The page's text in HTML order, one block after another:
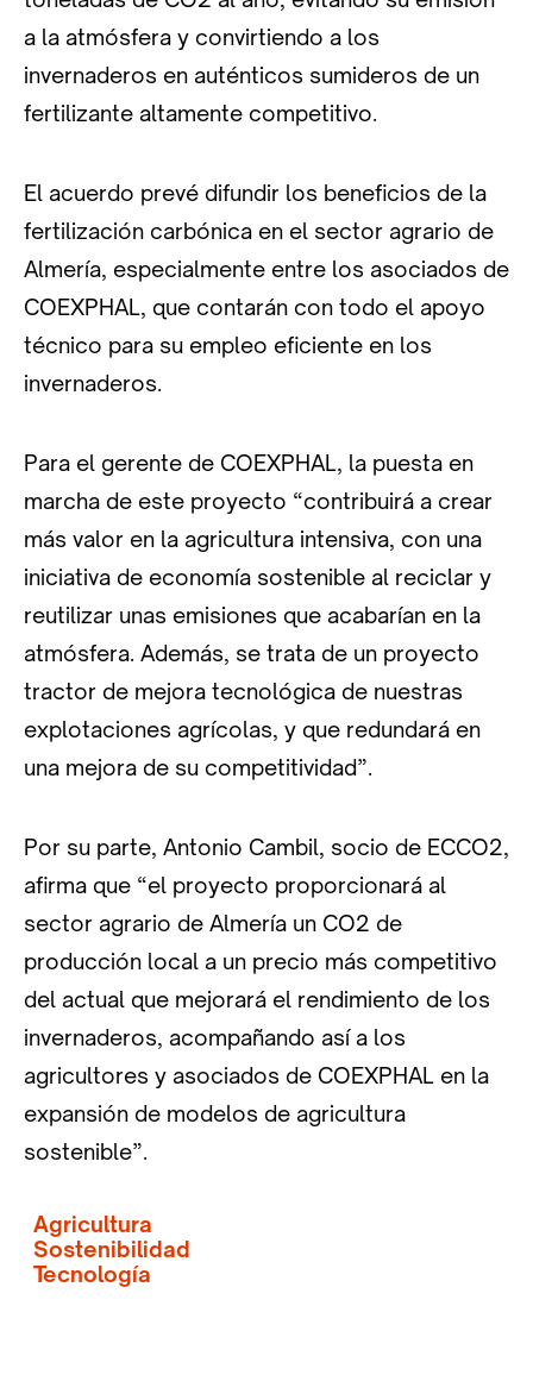
a la atmósfera y convirtiendo a los
invernaderos en auténticos sumideros de un
fertilizante altamente competitivo.
El acuerdo prevé difundir los beneficios de la
fertilización carbónica en el sector agrario de
Almería, especialmente entre los asociados de
COEXPHAL, que contarán con todo el apoyo
técnico para su empleo eficiente en los
invernaderos.
Para el gerente de COEXPHAL, la puesta en
marcha de este proyecto “contribuirá a crear
más valor en la agricultura intensiva, con una
iniciativa de economía sostenible al reciclar y
reutilizar unas emisiones que acabarían en la
atmósfera. Además, se trata de un proyecto
tractor de mejora tecnológica de nuestras
explotaciones agrícolas, y que redundará en
una mejora de su competitividad”.
Por su parte, Antonio Cambil, socio de ECCO2,
afirma que “el proyecto proporcionará al
sector agrario de Almería un CO2 de
producción local a un precio más competitivo
del actual que mejorará el rendimiento de los
invernaderos, acompañando así a los
agricultores y asociados de COEXPHAL en la
expansión de modelos de agricultura
sostenible”.
Agricultura
Sostenibilidad
Tecnología